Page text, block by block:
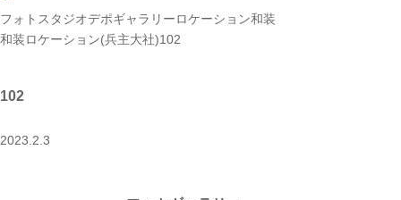
フォトスタジオデポギャラリーロケーション和装
和装ロケーション(兵主大社)102
102
2023.2.3